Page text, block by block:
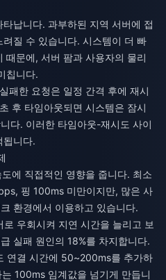
납니다. 과부하된 지역 서버에 접
질 수 있습니다. 시스템이 더 빠
때문에, 서버 팜과 사용자의 물리
칩니다.
패한 요청은 일정 간격 후에 재시
후 타임아웃되면 시스템은 잠시
다. 이러한 타임아웃-재시도 사이
됩니다.
에 직접적인 영향을 줍니다. 최소
핑 100ms 미만이지만, 많은 사
환경에서 이용하고 있습니다.
우회시켜 지연 시간을 늘리고 보
실패 원인의 18%를 차지합니다.
연결 시간에 50~200ms를 추가하
100ms 임계값을 넘기게 만듭니